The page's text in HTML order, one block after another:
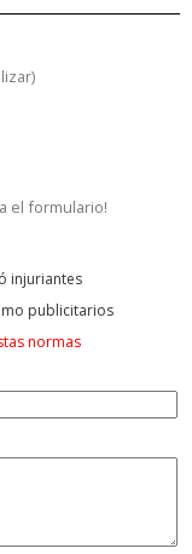
)
el formulario!
injuriantes
publicitarios
normas